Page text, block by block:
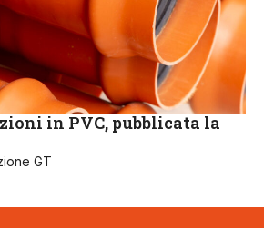
in PVC, pubblicata la
GT